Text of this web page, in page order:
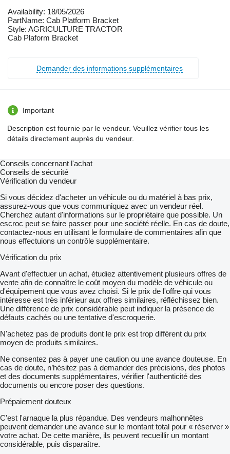
Availability: 18/05/2026
PartName: Cab Platform Bracket
Style: AGRICULTURE TRACTOR
Cab Plaform Bracket
Demander des informations supplémentaires
Important
Description est fournie par le vendeur. Veuillez vérifier tous les
détails directement auprès du vendeur.
Conseils concernant l'achat
Conseils de sécurité
Vérification du vendeur
Si vous décidez d'acheter un véhicule ou du matériel à bas prix,
assurez-vous que vous communiquez avec un vendeur réel.
Cherchez autant d'informations sur le propriétaire que possible. Un
escroc peut se faire passer pour une société réelle. En cas de doute,
contactez-nous en utilisant le formulaire de commentaires afin que
nous effectuions un contrôle supplémentaire.
Vérification du prix
Avant d'effectuer un achat, étudiez attentivement plusieurs offres de
vente afin de connaître le coût moyen du modèle de véhicule ou
d'équipement que vous avez choisi. Si le prix de l'offre qui vous
intéresse est très inférieur aux offres similaires, réfléchissez bien.
Une différence de prix considérable peut indiquer la présence de
défauts cachés ou une tentative d'escroquerie.
N'achetez pas de produits dont le prix est trop différent du prix
moyen de produits similaires.
Ne consentez pas à payer une caution ou une avance douteuse. En
cas de doute, n’hésitez pas à demander des précisions, des photos
et des documents supplémentaires, vérifier l'authenticité des
documents ou encore poser des questions.
Prépaiement douteux
C'est l'arnaque la plus répandue. Des vendeurs malhonnêtes
peuvent demander une avance sur le montant total pour « réserver »
votre achat. De cette manière, ils peuvent recueillir un montant
considérable, puis disparaître.